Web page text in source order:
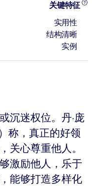
关键特征
实用性
结构清晰
实例
沉迷权位。丹·庞
称，真正的好领
关心尊重他人。
激励他人，乐于
能够打造多样化